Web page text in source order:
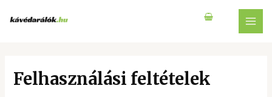
Felhasználási feltételek